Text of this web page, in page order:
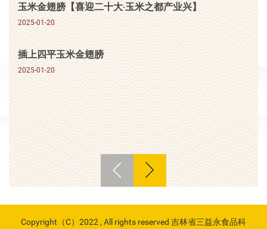
玉米金翅膀【喜迎二十大·玉米之都产业兴】
2025-01-20
插上四平玉米金翅膀
2025-01-20
Copyright（C）2022 , All rights reserved 吉林省三益永食品科